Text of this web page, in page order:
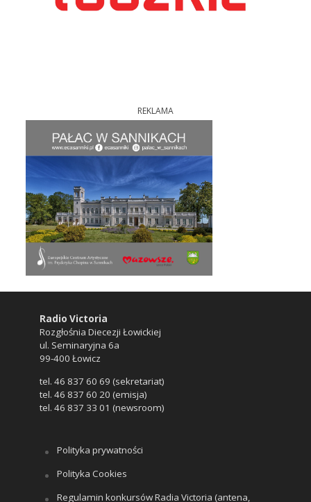
REKLAMA
Radio Victoria
Rozgłośnia Diecezji Łowickiej
ul. Seminaryjna 6a
99-400 Łowicz
tel. 46 837 60 69 (sekretariat)
tel. 46 837 60 20 (emisja)
tel. 46 837 33 01 (newsroom)
Polityka prywatności
Polityka Cookies
Regulamin konkursów Radia Victoria (antena,